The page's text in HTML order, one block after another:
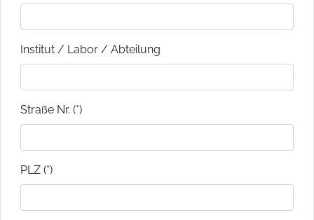
Institut / Labor / Abteilung
Straße Nr. (*)
PLZ (*)